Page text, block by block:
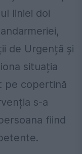
liniei doi
de Urgență și
situația
pe copertină
s-a
fiind